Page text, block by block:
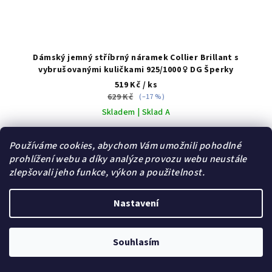
Používáme cookies, abychom Vám umožnili pohodlné
prohlížení webu a díky analýze provozu webu neustále
zlepšovali jeho funkce, výkon a použitelnost.
Nastavení
Souhlasím
Dámský jemný stříbrný náramek Collier Brillant s
vybrušovanými kuličkami 925/1000 ♀️ DG Šperky
519 Kč / ks
629 Kč (–17 %)
Skladem | Sklad A
Do košíku